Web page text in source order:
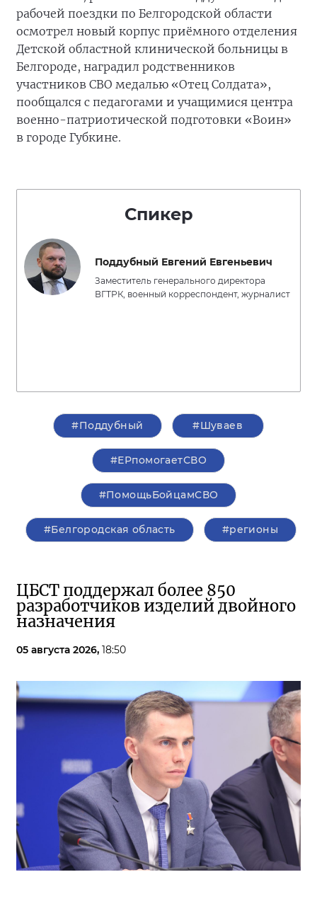
рабочей поездки по Белгородской области
осмотрел новый корпус приёмного отделения
Детской областной клинической больницы в
Белгороде, наградил родственников
участников СВО медалью «Отец Солдата»,
пообщался с педагогами и учащимися центра
военно-патриотической подготовки «Воин»
в городе Губкине.
Спикер
Поддубный Евгений Евгеньевич
Заместитель генерального директора
ВГТРК, военный корреспондент, журналист
#Поддубный #Шуваев
#ЕРпомогаетСВО
#ПомощьБойцамСВО
#Белгородская область #регионы
ЦБСТ поддержал более 850
разработчиков изделий двойного
назначения
05 августа 2026, 18:50